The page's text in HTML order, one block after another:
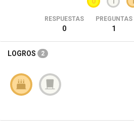
RESPUESTAS
0
PREGUNTAS
1
LOGROS 2